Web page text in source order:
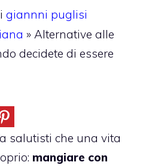
giannni puglisi
» Alternative alle
decidete di essere
salutisti che una vita
mangiare con